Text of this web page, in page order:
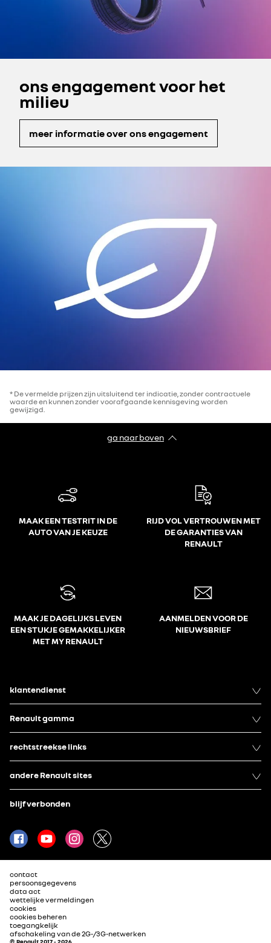
ons engagement voor het
milieu
meer informatie over ons engagement
* De vermelde prijzen zijn uitsluitend ter indicatie, zonder contractuele
waarde en kunnen zonder voorafgaande kennisgeving worden
gewijzigd.
ga naar boven
MAAK EEN TESTRIT IN DE
AUTO VAN JE KEUZE
RIJD VOL VERTROUWEN MET
DE GARANTIES VAN
RENAULT
MAAK JE DAGELIJKS LEVEN
EEN STUKJE GEMAKKELIJKER
MET MY RENAULT
AANMELDEN VOOR DE
NIEUWSBRIEF
klantendienst
Renault gamma
rechtstreekse links
andere Renault sites
blijf verbonden
contact
persoonsgegevens
data act
wettelijke vermeldingen
cookies
cookies beheren
toegangkelijk
afschakeling van de 2G-/3G-netwerken
© Renault 2017 - 2026